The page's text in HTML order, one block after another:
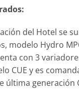
del Hotel se
modelo Hydro
con 3
CUE y es
última generación